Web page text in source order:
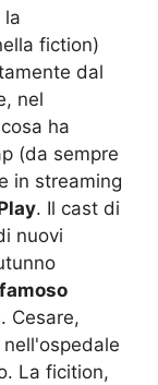
la
fiction)
dal
nel
ha
(da sempre
in streaming
. Il cast di
nuovi
. Cesare,
La ficition,